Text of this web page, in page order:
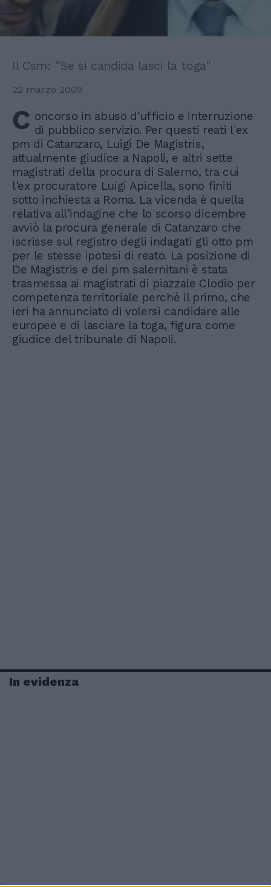
Il Csm: "Se si candida lasci la toga"
22 marzo 2009
C oncorso in abuso d'ufficio e interruzione
di pubblico servizio. Per questi reati l'ex
pm di Catanzaro, Luigi De Magistris,
attualmente giudice a Napoli, e altri sette
magistrati della procura di Salerno, tra cui
l'ex procuratore Luigi Apicella, sono finiti
sotto inchiesta a Roma. La vicenda è quella
relativa all'indagine che lo scorso dicembre
avviò la procura generale di Catanzaro che
iscrisse sul registro degli indagati gli otto pm
per le stesse ipotesi di reato. La posizione di
De Magistris e dei pm salernitani è stata
trasmessa ai magistrati di piazzale Clodio per
competenza territoriale perchè il primo, che
ieri ha annunciato di volersi candidare alle
europee e di lasciare la toga, figura come
giudice del tribunale di Napoli.
In evidenza